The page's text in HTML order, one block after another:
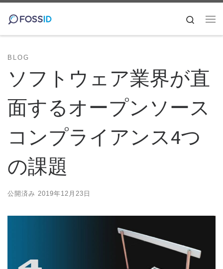
コンテンツへスキップ
Search
BLOG
ソフトウェア業界が直
面するオープンソース
コンプライアンス4つ
の課題
公開済み 2019年12月23日